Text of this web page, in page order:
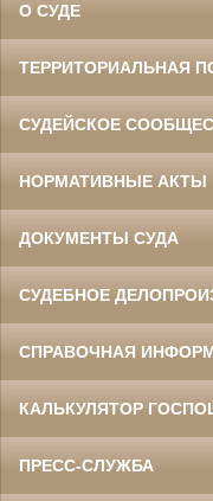
О СУДЕ
ТЕРРИТОРИАЛЬНАЯ
СУДЕЙСКОЕ
НОРМАТИВНЫЕ АКТЫ
ДОКУМЕНТЫ СУДА
СУДЕБНОЕ
СПРАВОЧНАЯ
КАЛЬКУЛЯТОР
ПРЕСС-СЛУЖБА